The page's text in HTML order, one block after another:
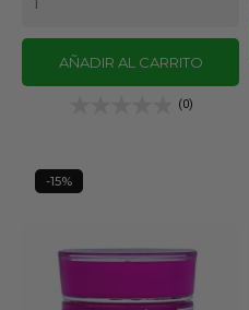
AÑADIR AL CARRITO
(0)
-15%